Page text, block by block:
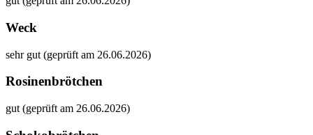
Weck
sehr gut (geprüft am 26.06.2026)
Rosinenbrötchen
gut (geprüft am 26.06.2026)